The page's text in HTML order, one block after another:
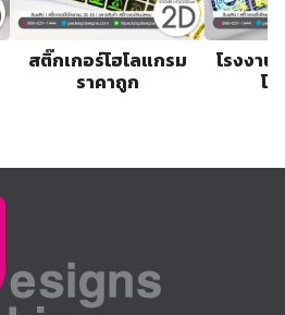
สติ๊กเกอร์โฮโลแกรม
ราคาถูก
โรงงา
โ